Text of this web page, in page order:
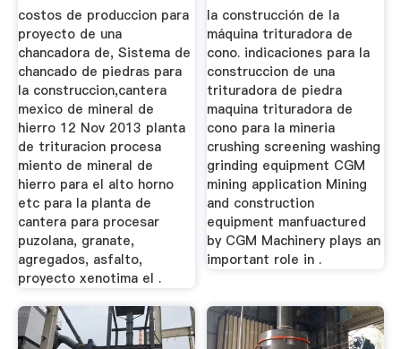
costos de produccion para
proyecto de una
chancadora de, Sistema de
chancado de piedras para
la construccion,cantera
mexico de mineral de
hierro 12 Nov 2013 planta
de trituracion procesa
miento de mineral de
hierro para el alto horno
etc para la planta de
cantera para procesar
puzolana, granate,
agregados, asfalto,
proyecto xenotima el .
Piedra
la construcción de la
máquina trituradora de
cono. indicaciones para la
construccion de una
trituradora de piedra
maquina trituradora de
cono para la mineria
crushing screening washing
grinding equipment CGM
mining application Mining
and construction
equipment manfuactured
by CGM Machinery plays an
important role in .